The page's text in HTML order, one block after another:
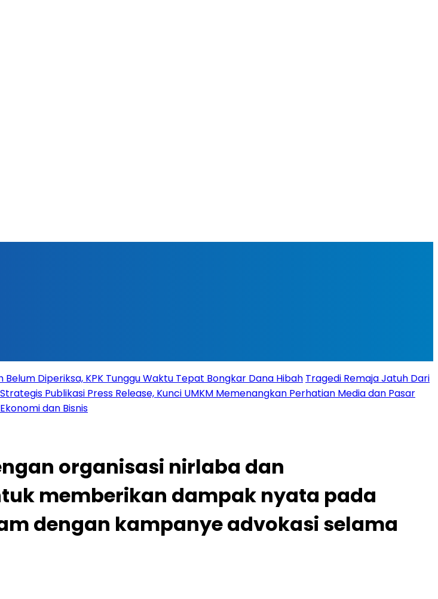
Belum Diperiksa, KPK Tunggu Waktu Tepat Bongkar Dana Hibah Tragedi Remaja Jatuh Dari
Publikasi Press Release, Kunci UMKM Memenangkan Perhatian Media dan Pasar
dan Bisnis
organisasi nirlaba dan
memberikan dampak nyata pada
dengan kampanye advokasi selama